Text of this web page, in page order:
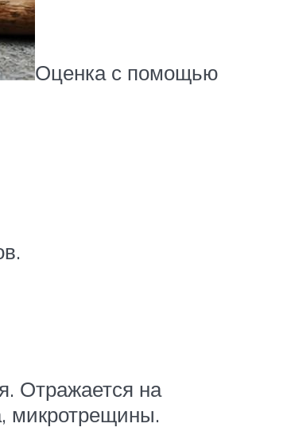
Оценка с помощью
Отражается на
микротрещины.